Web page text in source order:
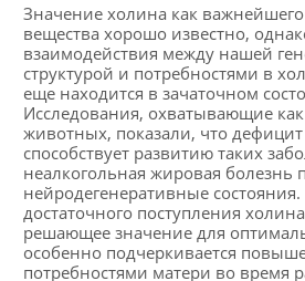
Значение холина как
вещества хорошо известно,
взаимодействия между нашей
структурой и потребностями в
еще находится в зачаточном
Исследования, охватывающие
животных, показали, что
способствует развитию таких
неалкогольная жировая болезнь
нейродегенеративные
достаточного поступления
решающее значение для
особенно подчеркивается
потребностями матери во время